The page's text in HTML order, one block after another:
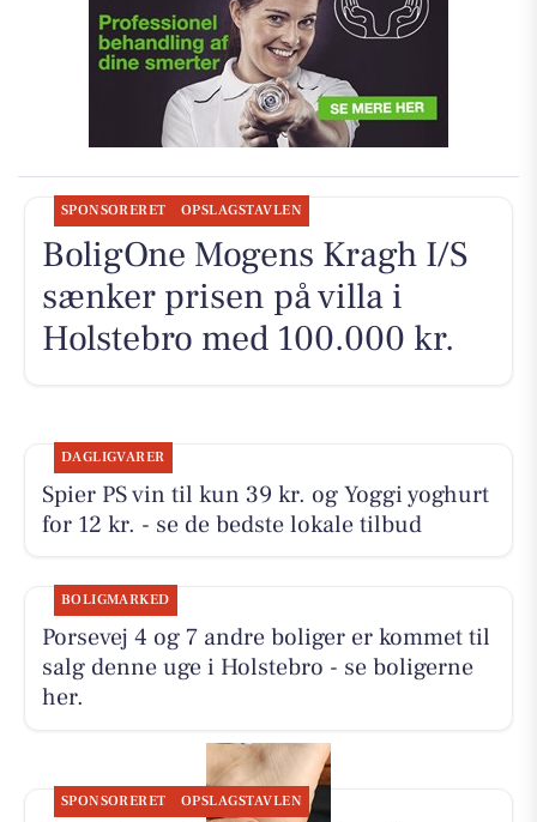
SPONSORERET OPSLAGSTAVLEN
BoligOne Mogens Kragh I/S
sænker prisen på villa i
Holstebro med 100.000 kr.
DAGLIGVARER
Spier PS vin til kun 39 kr. og Yoggi yoghurt
for 12 kr. - se de bedste lokale tilbud
BOLIGMARKED
Porsevej 4 og 7 andre boliger er kommet til
salg denne uge i Holstebro - se boligerne
her.
SPONSORERET OPSLAGSTAVLEN